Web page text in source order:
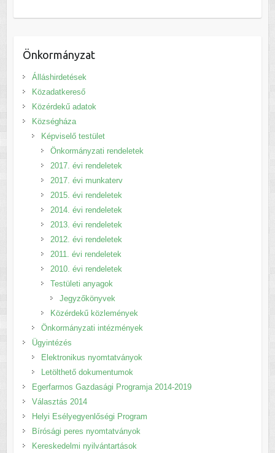
Önkormányzat
Álláshirdetések
Közadatkereső
Közérdekű adatok
Községháza
Képviselő testület
Önkormányzati rendeletek
2017. évi rendeletek
2017. évi munkaterv
2015. évi rendeletek
2014. évi rendeletek
2013. évi rendeletek
2012. évi rendeletek
2011. évi rendeletek
2010. évi rendeletek
Testületi anyagok
Jegyzőkönyvek
Közérdekű közlemények
Önkormányzati intézmények
Ügyintézés
Elektronikus nyomtatványok
Letölthető dokumentumok
Egerfarmos Gazdasági Programja 2014-2019
Választás 2014
Helyi Esélyegyenlőségi Program
Bírósági peres nyomtatványok
Kereskedelmi nyilvántartások